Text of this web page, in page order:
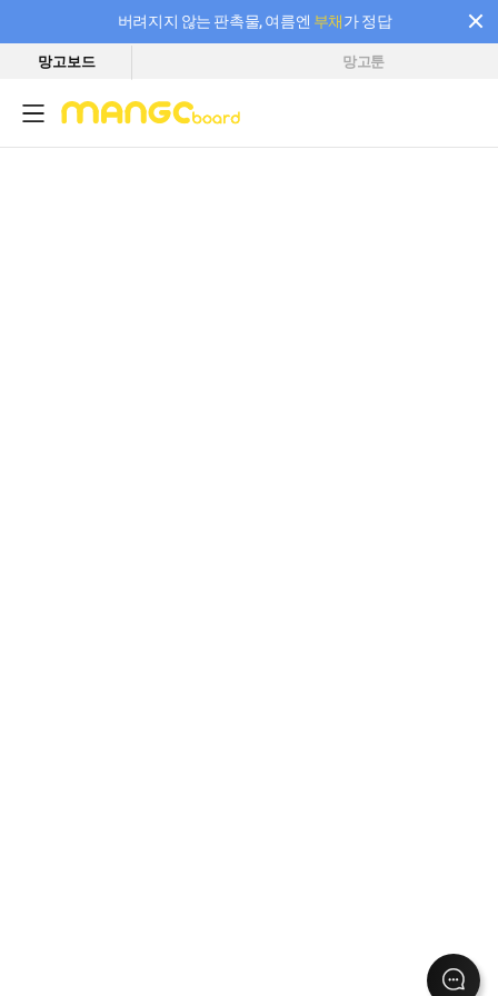
버려지지 않는 판촉물, 여름엔 부채가 정답
필요한 만큼 충전하고 끊김 없이 작업하세요! 새로워진 AI 부스터 요금제
망고보드 망고툰